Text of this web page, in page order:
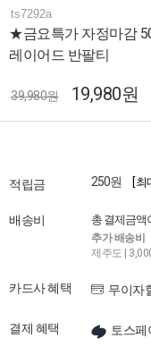
ts7292a
★금요특가 자정마감
레이어드 반팔티
39,980원 19,980원
적립금 250원 [ 최
배송비 총 결제금액
추가 배송비
제주도 |
카드사 혜택 무이자
결제 혜택 토스페